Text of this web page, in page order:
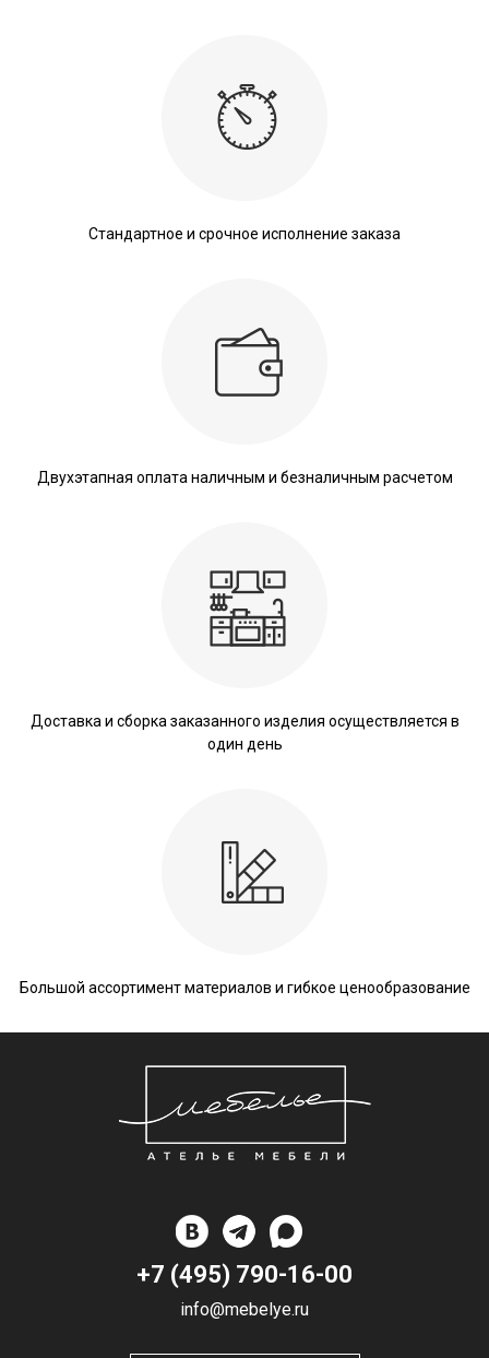
Стандартное и срочное исполнение заказа
Двухэтапная оплата наличным и безналичным расчетом
Доставка и сборка заказанного изделия осуществляется в
один день
Большой ассортимент материалов и гибкое ценообразование
+7 (495) 790-16-00
info@mebelye.ru